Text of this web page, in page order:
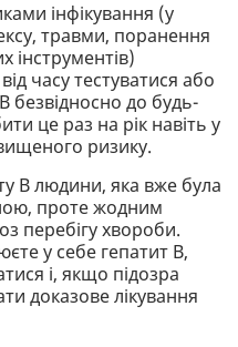
інфікування (у
травми, поранення
інструментів)
часу тестуватися або
безвідносно до будь-
це раз на рік навіть у
ризику.
В людини, яка вже була
проте жодним
перебігу хвороби.
у себе гепатит В,
і, якщо підозра
доказове лікування